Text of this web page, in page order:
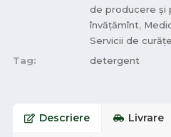
de producere și
învățămînt,
Servicii de
Tag:
detergent
Descriere Livrare